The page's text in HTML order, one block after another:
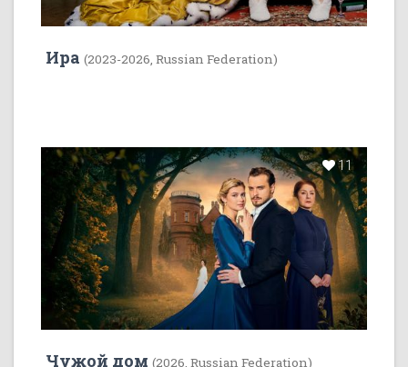
Ира (2023-2026, Russian Federation)
11
Чужой дом (2026, Russian Federation)